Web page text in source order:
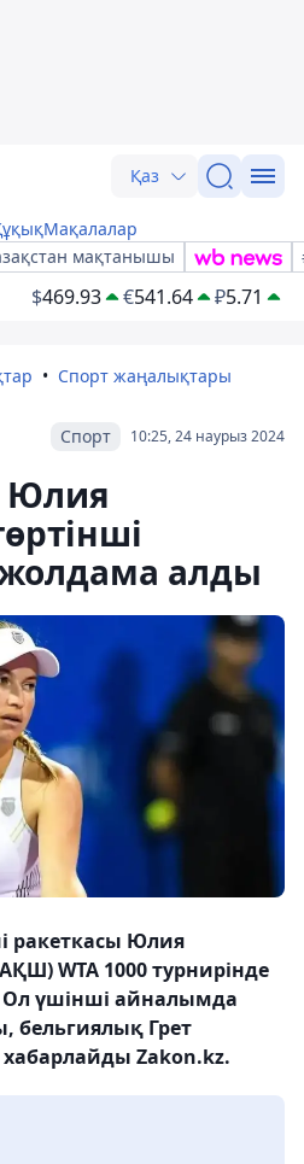
Қаз
Мақалалар
мақтанышы
$469.93 €541.64 ₽5.71
Спорт жаңалықтары
10:25, 24 наурыз 2024
Спорт
Юлия
алды
ракеткасы Юлия
WTA 1000 турнирінде
Ол үшінші айналымда
бельгиялық Грет
Zakon.kz.